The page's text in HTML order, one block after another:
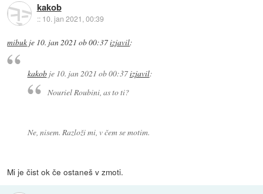
kakob
:: 10. jan 2021, 00:39
mibuk je 10. jan 2021 ob 00:37izjavil:
kakobje 10. jan 2021 ob 00:37izjavil:
Nouriel Roubini, as to ti?
Ne, nisem. Razloži mi, v čem se motim.
Mi je čist ok če ostaneš v zmoti.